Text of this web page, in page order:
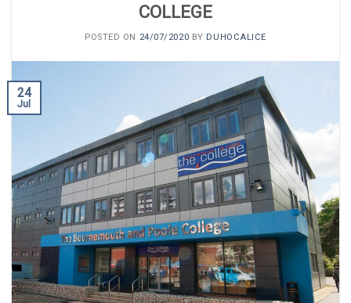
COLLEGE
POSTED ON 24/07/2020 BY DUHOCALICE
24
Jul